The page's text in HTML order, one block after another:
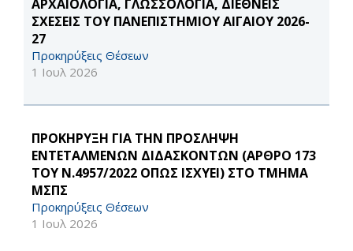
ΑΡΧΑΙΟΛΟΓΙΑ, ΓΛΩΣΣΟΛΟΓΙΑ, ΔΙΕΘΝΕΙΣ
ΣΧΕΣΕΙΣ ΤΟΥ ΠΑΝΕΠΙΣΤΗΜΙΟΥ ΑΙΓΑΙΟΥ 2026-
27
Προκηρύξεις Θέσεων
1 Ιουλ 2026
ΠΡΟΚΗΡΥΞΗ ΓΙΑ ΤΗΝ ΠΡΟΣΛΗΨΗ
ΕΝΤΕΤΑΛΜΕΝΩΝ ΔΙΔΑΣΚΟΝΤΩΝ (ΑΡΘΡΟ 173
ΤΟΥ Ν.4957/2022 ΟΠΩΣ ΙΣΧΥΕΙ) ΣΤΟ ΤΜΗΜΑ
ΜΣΠΣ
Προκηρύξεις Θέσεων
1 Ιουλ 2026